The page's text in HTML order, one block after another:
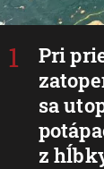
Pri
sa
z